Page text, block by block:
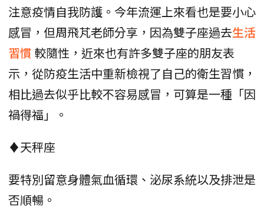
注意疫情自我防護。今年流運上來看也是要小心
感冒，但周飛芃老師分享，因為雙子座過去生活
習慣 較隨性，近來也有許多雙子座的朋友表
示，從防疫生活中重新檢視了自己的衛生習慣，
相比過去似乎比較不容易感冒，可算是一種「因
禍得福」。
♦天秤座
要特別留意身體氣血循環、泌尿系統以及排泄是
否順暢。